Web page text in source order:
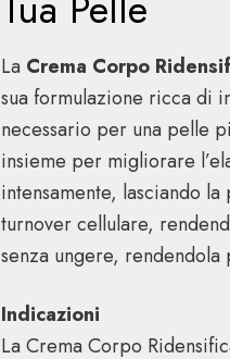
La Crema Corpo
sua formulazione ricca di
necessario per una pelle
insieme per migliorare
intensamente, lasciando
turnover cellulare,
senza ungere,
Indicazioni
La Crema Corpo